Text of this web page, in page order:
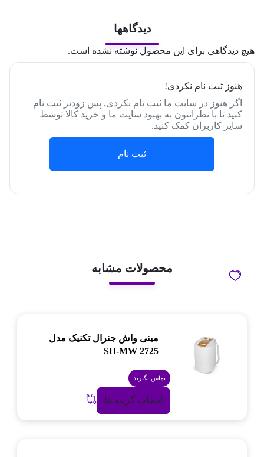
دیدگاهها
هیچ دیدگاهی برای این محصول نوشته نشده است.
هنوز ثبت نام نکردی!
اگر هنوز در سایت ما ثبت نام نکردی, پس زودتر ثبت نام
کنید تا با نظراتتون به بهبود سایت ما و خرید کالا توسط
سایر کاربران کمک کنید.
ثبت نام
محصولات مشابه
مینی واش جنرال تکنیک مدل
SH-MW 2725
تماس بگیرید
انتخاب گزینه ها